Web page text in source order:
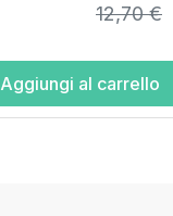
12,70 €
Aggiungi al carrello